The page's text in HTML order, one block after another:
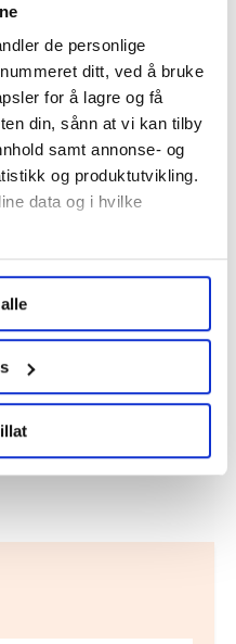
de personlige
ditt, ved å bruke
for å lagre og få
din, sånn at vi kan tilby
samt annonse- og
og produktutvikling.
data og i hvilke
hvordan dine personlige
kan velge hvordan de skal
eller trekke tilbake ditt
hk-nytt.no
(cookies) for å
brukt slik at vi tilby
og utarbeide
du bruker
samarbeidspartnere
Disse er angitt i
siden.
mindre overlatt
gammel.
AAP
Uføretrygd